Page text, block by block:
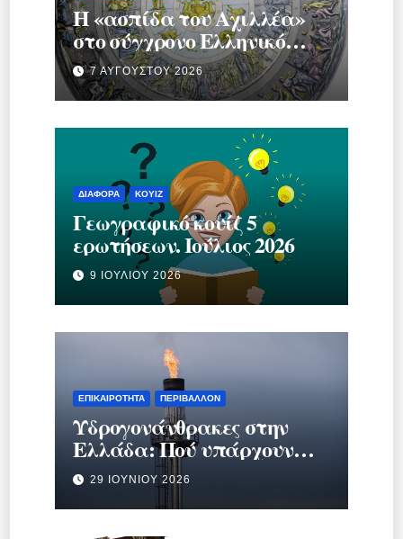
Η «ασπίδα του Αχιλλέα»
στο σύγχρονο Ελληνικό
κράτος.
7 ΑΥΓΟΎΣΤΟΥ 2026
ΔΙΆΦΟΡΑ ΚΟΥΊΖ
Γεωγραφικό κουίζ 5
ερωτήσεων. Ιούλιος 2026
9 ΙΟΥΛΊΟΥ 2026
ΕΠΙΚΑΙΡΌΤΗΤΑ ΠΕΡΙΒΆΛΛΟΝ
Υδρογονάνθρακες στην
Ελλάδα: Πού υπάρχουν
κοιτάσματα και γιατί
προκαλούν τόση συζήτηση;
29 ΙΟΥΝΊΟΥ 2026